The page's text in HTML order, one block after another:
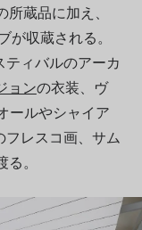
蔵品に加え、
収蔵される。
ィバルのアーカ
ョンの衣装、ヴ
ールやシャイア
レスコ画、サム
。